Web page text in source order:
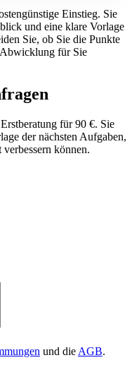
Einstieg. Sie
und eine klare Vorlage
Sie, ob Sie die Punkte
für Sie
für 90 €. Sie
der nächsten Aufgaben,
können.
und die AGB.